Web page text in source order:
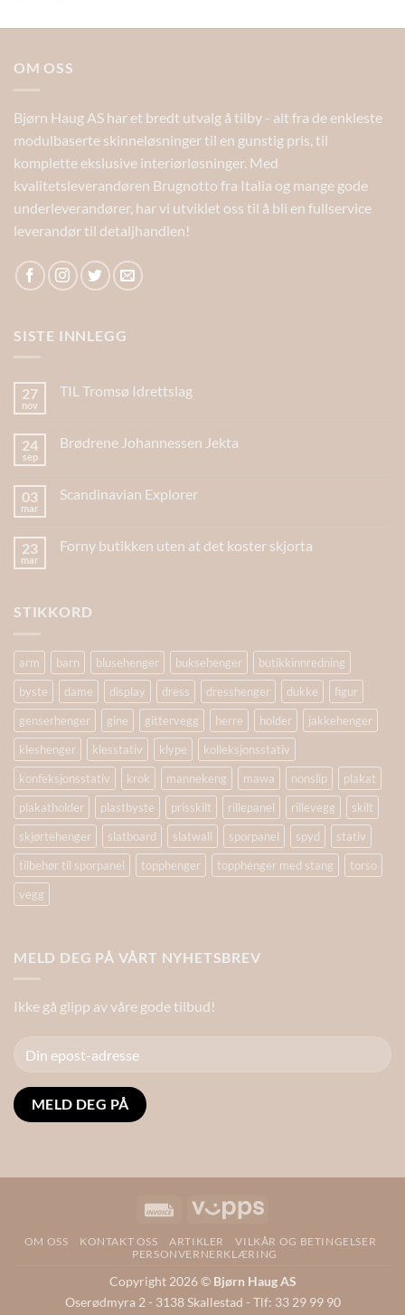
OM OSS
Bjørn Haug AS har et bredt utvalg å tilby - alt fra de enkleste
modulbaserte skinneløsninger til en gunstig pris, til
komplette ekslusive interiørløsninger. Med
kvalitetsleverandøren Brugnotto fra Italia og mange gode
underleverandører, har vi utviklet oss til å bli en fullservice
leverandør til detaljhandlen!
SISTE INNLEGG
27
nov
TIL Tromsø Idrettslag
24
sep
Brødrene Johannessen Jekta
03
mar
Scandinavian Explorer
23
mar
Forny butikken uten at det koster skjorta
STIKKORD
arm barn blusehenger buksehenger
butikkinnredning
byste
dame display dress dresshenger dukke
figur
genserhenger
gine gittervegg herre holder
jakkehenger
kleshenger
klesstativ klype
kolleksjonsstativ
konfeksjonsstativ
krok mannekeng mawa nonslip
plakat
plakatholder
plastbyste prisskilt rillepanel rillevegg
skilt
skjørtehenger
slatboard slatwall sporpanel spyd
stativ
tilbehør til sporpanel
topphenger topphenger med stang
torso
vegg
MELD DEG PÅ VÅRT NYHETSBREV
Ikke gå glipp av våre gode tilbud!
Invoice Vipps
OM OSS KONTAKT OSS ARTIKLER
VILKÅR OG BETINGELSER
PERSONVERNERKLÆRING
Copyright 2026 © Bjørn Haug AS
Oserødmyra 2 - 3138 Skallestad - Tlf: 33 29 99 90